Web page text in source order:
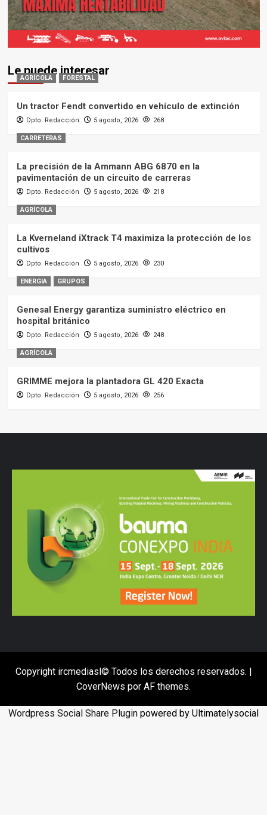
Le puede interesar
AGRÍCOLA FORESTAL
Un tractor Fendt convertido en vehículo de extinción
Dpto. Redacción 5 agosto, 2026 268
CARRETERAS
La precisión de la Ammann ABG 6870 en la
pavimentación de un circuito de carreras
Dpto. Redacción 5 agosto, 2026 218
AGRÍCOLA
La Kverneland iXtrack T4 maximiza la protección de los
cultivos
Dpto. Redacción 5 agosto, 2026 230
ENERGIA GRUPOS
Genesal Energy garantiza suministro eléctrico en
hospital británico
Dpto. Redacción 5 agosto, 2026 248
AGRÍCOLA
GRIMME mejora la plantadora GL 420 Exacta
Dpto. Redacción 5 agosto, 2026 256
Copyright ircmediasl© Todos los derechos reservados. |
CoverNews por AF themes.
Wordpress Social Share Plugin powered by Ultimatelysocial